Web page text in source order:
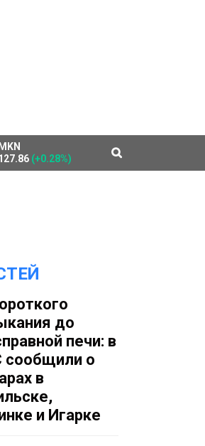
(+0.28%)
до
печи: в
о
в
и Игарке